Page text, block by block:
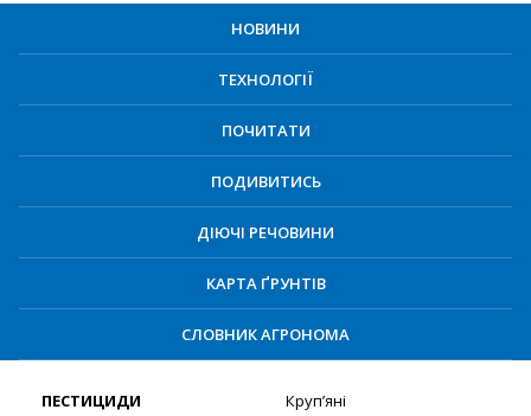
НОВИНИ
ТЕХНОЛОГІЇ
ПОЧИТАТИ
ПОДИВИТИСЬ
ДІЮЧІ РЕЧОВИНИ
КАРТА ҐРУНТІВ
СЛОВНИК АГРОНОМА
ПЕСТИЦИДИ Круп’яні